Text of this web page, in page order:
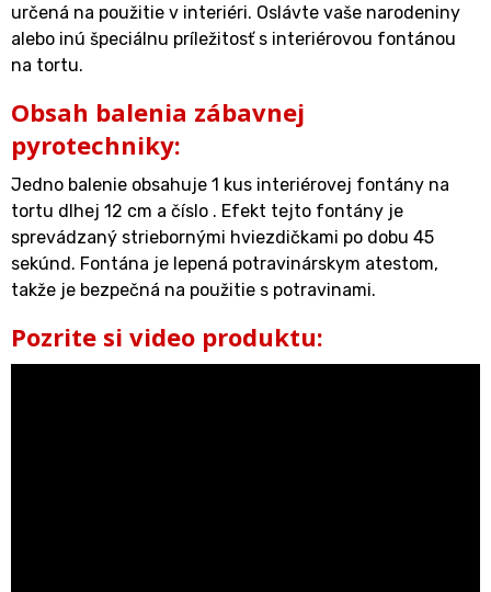
určená na použitie v interiéri. Oslávte vaše narodeniny
alebo inú špeciálnu príležitosť s interiérovou fontánou
na tortu.
Obsah balenia zábavnej
pyrotechniky:
Jedno balenie obsahuje 1 kus interiérovej fontány na
tortu dlhej 12 cm a číslo . Efekt tejto fontány je
sprevádzaný striebornými hviezdičkami po dobu 45
sekúnd. Fontána je lepená potravinárskym atestom,
takže je bezpečná na použitie s potravinami.
Pozrite si video produktu: